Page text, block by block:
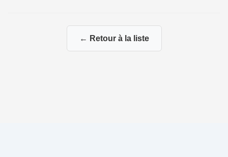
← Retour à la liste